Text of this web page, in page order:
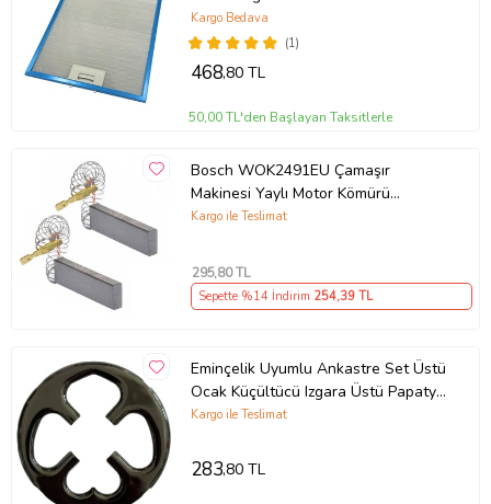
(1)
Kargo Bedava
468,80 TL
50,00 TL'den Başlayan Taksitlerle
Bosch WOK2491EU Çamaşır
Makinesi Yaylı Motor Kömürü
(5x12.5x32)
Kargo ile Teslimat
295,80 TL
Sepette %14 İndirim 254,39 TL
Eminçelik Uyumlu Ankastre Set Üstü
Ocak Küçültücü Izgara Üstü Papatya
Cezvelik 1 Adet
Kargo ile Teslimat
283,80 TL